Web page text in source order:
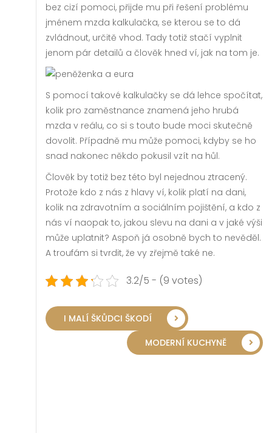
bez cizí pomoci, přijde mu při řešení problému
jménem mzda kalkulačka, se kterou se to dá
zvládnout, určitě vhod. Tady totiž stačí vyplnit
jenom pár detailů a člověk hned ví, jak na tom je.
S pomocí takové kalkulačky se dá lehce spočítat,
kolik pro zaměstnance znamená jeho hrubá
mzda v reálu, co si s touto bude moci skutečně
dovolit. Případně mu může pomoci, kdyby se ho
snad nakonec někdo pokusil vzít na hůl.
Člověk by totiž bez této byl nejednou ztracený.
Protože kdo z nás z hlavy ví, kolik platí na dani,
kolik na zdravotním a sociálním pojištění, a kdo z
nás ví naopak to, jakou slevu na dani a v jaké výši
může uplatnit? Aspoň já osobně bych to nevěděl.
A troufám si tvrdit, že vy zřejmě také ne.
3.2/5 - (9 votes)
I MALÍ ŠKŮDCI ŠKODÍ
MODERNÍ KUCHYNĚ